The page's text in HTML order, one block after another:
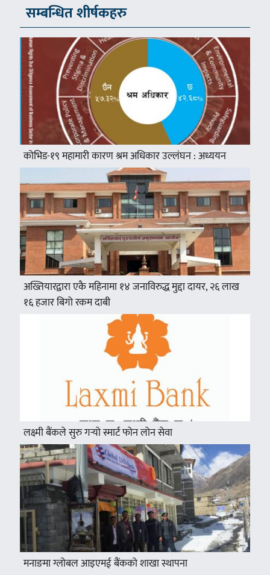
सम्बन्धित शीर्षकहरु
कोभिड-१९ महामारी कारण श्रम अधिकार उल्लंघन : अध्ययन
अख्तियारद्वारा एकै महिनामा १४ जनाविरुद्ध मुद्दा दायर, २६ लाख
१६ हजार बिगो रकम दाबी
लक्ष्मी बैंकले सुरु गर्‍यो स्मार्ट फोन लोन सेवा
मनाङमा ग्लोबल आइएमई बैंकको शाखा स्थापना